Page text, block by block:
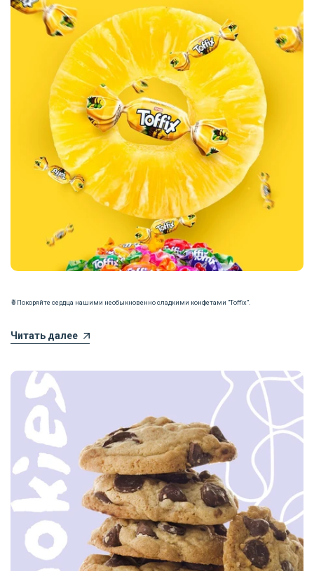
🍍Покоряйте сердца нашими необыкновенно сладкими конфетами "Toffix".
Читать далее